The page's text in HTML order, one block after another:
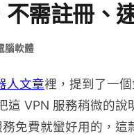
需註冊、
腦軟體
人文章裡，提到了一
這 VPN 服務稍微的
免費就蠻好用的，